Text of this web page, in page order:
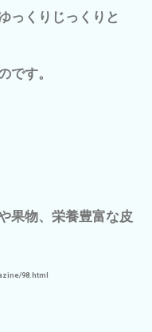
っくりじっくりと
です。
果物、栄養豊富な皮
98.html